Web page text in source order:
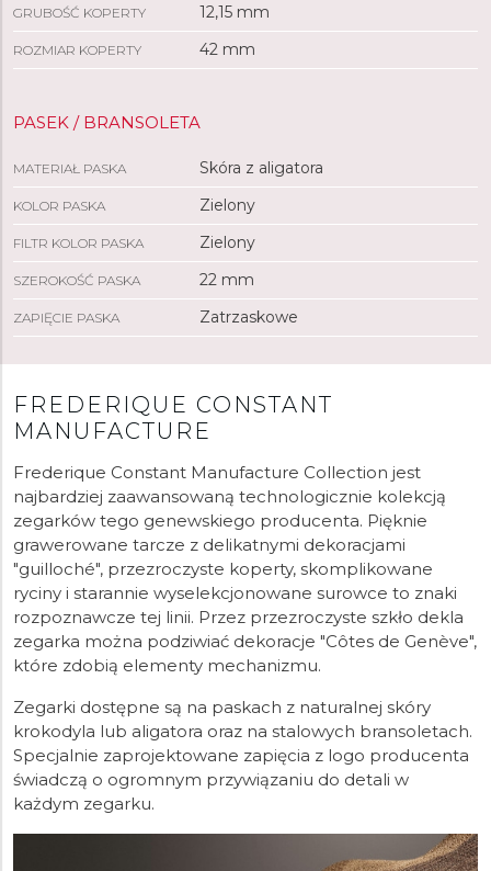
GRUBOŚĆ KOPERTY 12,15 mm
ROZMIAR KOPERTY 42 mm
PASEK / BRANSOLETA
MATERIAŁ PASKA Skóra z aligatora
KOLOR PASKA Zielony
FILTR KOLOR PASKA Zielony
SZEROKOŚĆ PASKA 22 mm
ZAPIĘCIE PASKA Zatrzaskowe
FREDERIQUE CONSTANT
MANUFACTURE
Frederique Constant Manufacture Collection jest
najbardziej zaawansowaną technologicznie kolekcją
zegarków tego genewskiego producenta. Pięknie
grawerowane tarcze z delikatnymi dekoracjami
"guilloché", przezroczyste koperty, skomplikowane
ryciny i starannie wyselekcjonowane surowce to znaki
rozpoznawcze tej linii. Przez przezroczyste szkło dekla
zegarka można podziwiać dekoracje "Côtes de Genève",
które zdobią elementy mechanizmu.
Zegarki dostępne są na paskach z naturalnej skóry
krokodyla lub aligatora oraz na stalowych bransoletach.
Specjalnie zaprojektowane zapięcia z logo producenta
świadczą o ogromnym przywiązaniu do detali w
każdym zegarku.